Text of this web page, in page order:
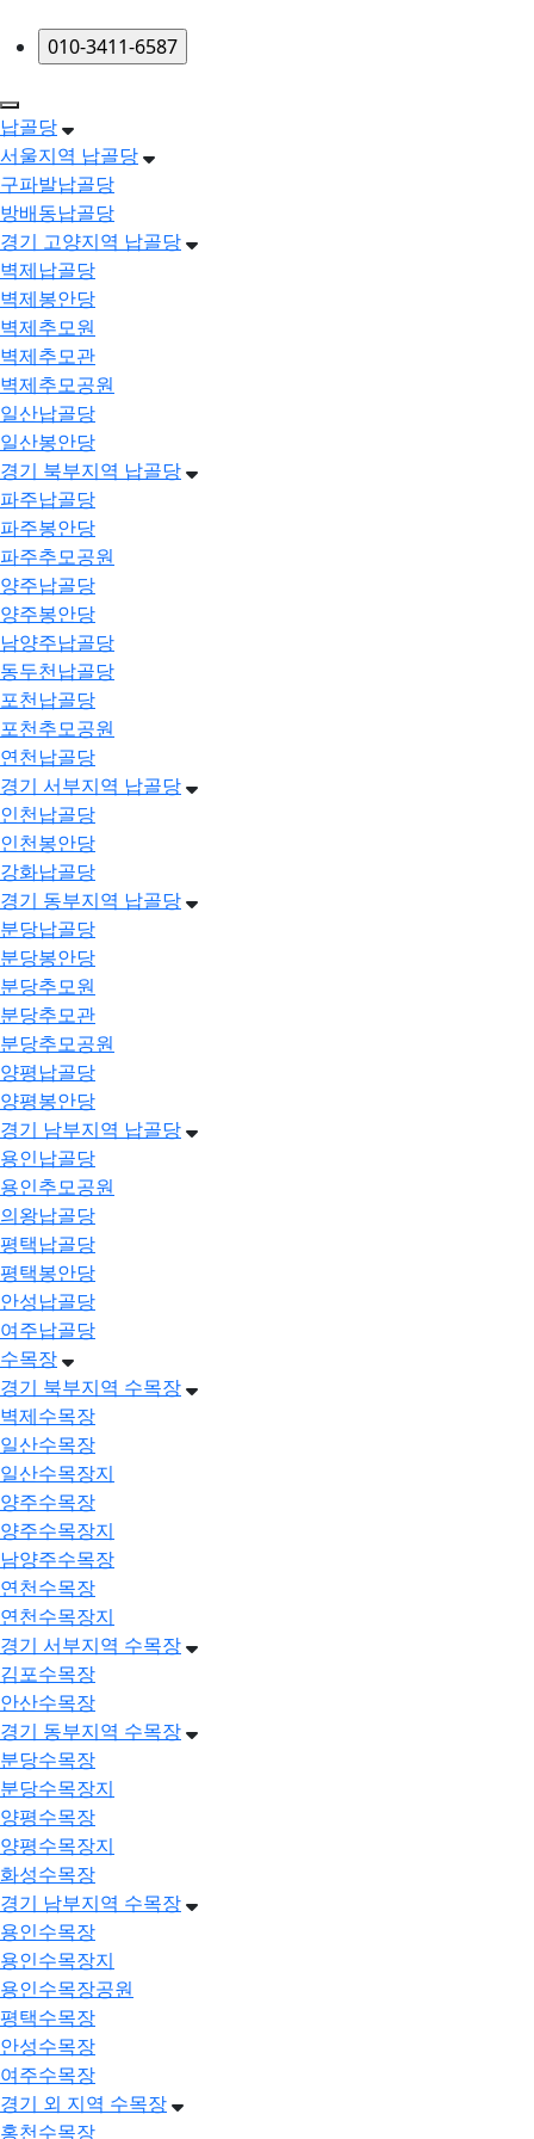
납골당
서울지역 납골당
구파발납골당
방배동납골당
경기 고양지역 납골당
벽제납골당
벽제봉안당
벽제추모원
벽제추모관
벽제추모공원
일산납골당
일산봉안당
경기 북부지역 납골당
파주납골당
파주봉안당
파주추모공원
양주납골당
양주봉안당
남양주납골당
동두천납골당
포천납골당
포천추모공원
연천납골당
경기 서부지역 납골당
인천납골당
인천봉안당
강화납골당
경기 동부지역 납골당
분당납골당
분당봉안당
분당추모원
분당추모관
분당추모공원
양평납골당
양평봉안당
경기 남부지역 납골당
용인납골당
용인추모공원
의왕납골당
평택납골당
평택봉안당
안성납골당
여주납골당
수목장
경기 북부지역 수목장
벽제수목장
일산수목장
일산수목장지
양주수목장
양주수목장지
남양주수목장
연천수목장
연천수목장지
경기 서부지역 수목장
김포수목장
안산수목장
경기 동부지역 수목장
분당수목장
분당수목장지
양평수목장
양평수목장지
화성수목장
경기 남부지역 수목장
용인수목장
용인수목장지
용인수목장공원
평택수목장
안성수목장
여주수목장
경기 외 지역 수목장
홍천수목장